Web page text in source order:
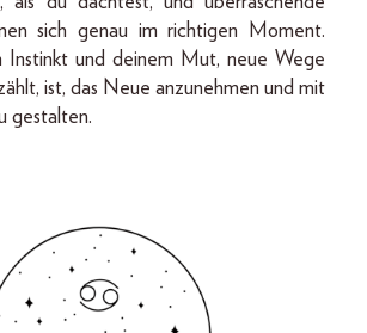
sich genau im richtigen Moment.
Instinkt und deinem Mut, neue Wege
ist, das Neue anzunehmen und mit
gestalten.